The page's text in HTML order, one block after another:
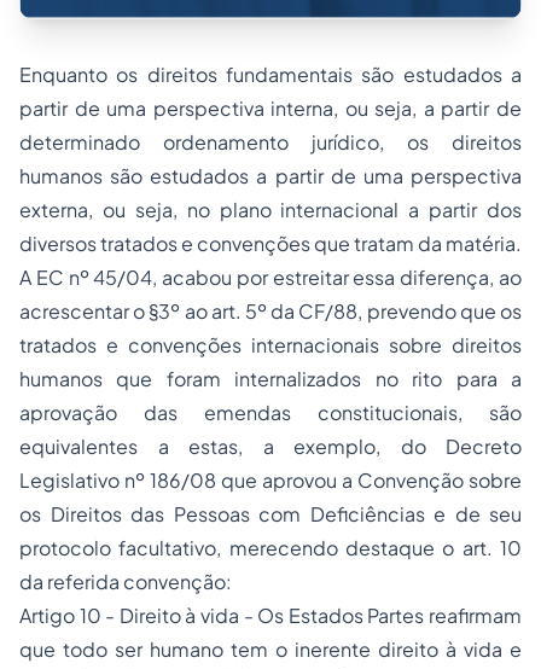
Enquanto os direitos fundamentais são estudados a
partir de uma perspectiva interna, ou seja, a partir de
determinado ordenamento jurídico, os direitos
humanos são estudados a partir de uma perspectiva
externa, ou seja, no plano internacional a partir dos
diversos tratados e convenções que tratam da matéria.
A EC nº 45/04, acabou por estreitar essa diferença, ao
acrescentar o §3º ao art. 5º da CF/88, prevendo que os
tratados e convenções internacionais sobre direitos
humanos que foram internalizados no rito para a
aprovação das emendas constitucionais, são
equivalentes a estas, a exemplo, do Decreto
Legislativo nº 186/08 que aprovou a Convenção sobre
os Direitos das Pessoas com Deficiências e de seu
protocolo facultativo, merecendo destaque o art. 10
da referida convenção:
Artigo 10 - Direito à vida - Os Estados Partes reafirmam
que todo ser humano tem o inerente direito à vida e